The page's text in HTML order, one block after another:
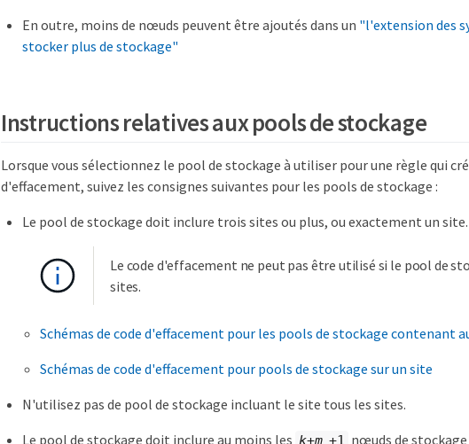
En outre, moins de nœuds peuvent être ajoutés dans un "l'extension des
stocker plus de stockage"
Instructions relatives aux pools de stockage
Lorsque vous sélectionnez le pool de stockage à utiliser pour une règle qui
d'effacement, suivez les consignes suivantes pour les pools de stockage :
Le pool de stockage doit inclure trois sites ou plus, ou exactement un site.
Le code d'effacement ne peut pas être utilisé si le pool de
sites.
Schémas de code d'effacement pour les pools de stockage contenant
Schémas de code d'effacement pour pools de stockage sur un site
N'utilisez pas de pool de stockage incluant le site tous les sites.
Le pool de stockage doit inclure au moins les k+m +1 nœuds de